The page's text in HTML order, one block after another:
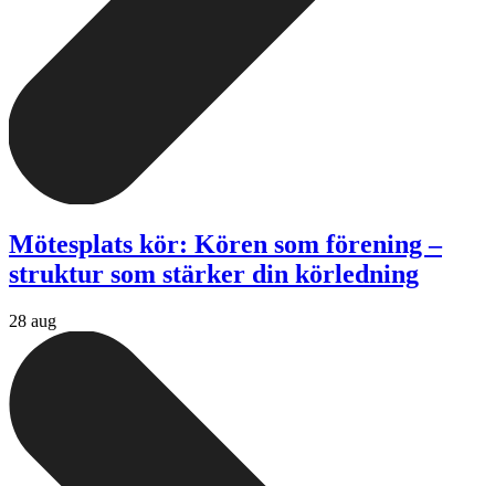
Mötesplats kör: Kören som förening –
struktur som stärker din körledning
28 aug